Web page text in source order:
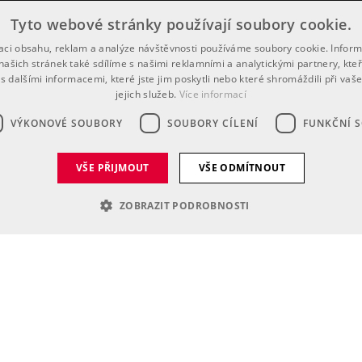
školství inspirativní a plné
Tyto webové stránky používají soubory cookie.
obsahu, reklam a analýze návštěvnosti používáme soubory cookie.
stránek také sdílíme s našimi reklamními a analytickými partnery,
dalšími informacemi, které jste jim poskytli nebo které shromáždili při
jejich služeb. Více informací
VÝKONOVÉ SOUBORY SOUBORY CÍLENÍ FUNKČNÍ
VŠE PŘIJMOUT VŠE ODMÍTNOUT
ZOBRAZIT PODROBNOSTI